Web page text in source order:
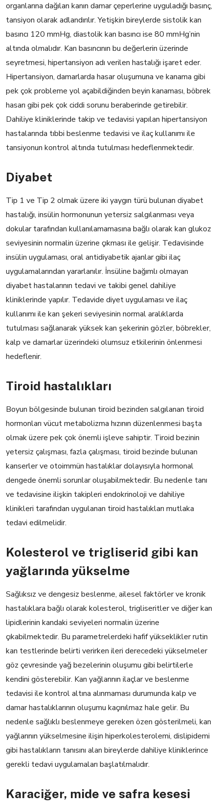
organlarına dağılan kanın damar çeperlerine uyguladığı basınç,
tansiyon olarak adlandırılır. Yetişkin bireylerde sistolik kan
basıncı 120 mmHg, diastolik kan basıncı ise 80 mmHg’nin
altında olmalıdır. Kan basıncının bu değerlerin üzerinde
seyretmesi, hipertansiyon adı verilen hastalığı işaret eder.
Hipertansiyon, damarlarda hasar oluşumuna ve kanama gibi
pek çok probleme yol açabildiğinden beyin kanaması, böbrek
hasarı gibi pek çok ciddi sorunu beraberinde getirebilir.
Dahiliye kliniklerinde takip ve tedavisi yapılan hipertansiyon
hastalarında tıbbi beslenme tedavisi ve ilaç kullanımı ile
tansiyonun kontrol altında tutulması hedeflenmektedir.
Diyabet
Tip 1 ve Tip 2 olmak üzere iki yaygın türü bulunan diyabet
hastalığı, insülin hormonunun yetersiz salgılanması veya
dokular tarafından kullanılamamasına bağlı olarak kan glukoz
seviyesinin normalin üzerine çıkması ile gelişir. Tedavisinde
insülin uygulaması, oral antidiyabetik ajanlar gibi ilaç
uygulamalarından yararlanılır. İnsüline bağımlı olmayan
diyabet hastalarının tedavi ve takibi genel dahiliye
kliniklerinde yapılır. Tedavide diyet uygulaması ve ilaç
kullanımı ile kan şekeri seviyesinin normal aralıklarda
tutulması sağlanarak yüksek kan şekerinin gözler, böbrekler,
kalp ve damarlar üzerindeki olumsuz etkilerinin önlenmesi
hedeflenir.
Tiroid hastalıkları
Boyun bölgesinde bulunan tiroid bezinden salgılanan tiroid
hormonları vücut metabolizma hızının düzenlenmesi başta
olmak üzere pek çok önemli işleve sahiptir. Tiroid bezinin
yetersiz çalışması, fazla çalışması, tiroid bezinde bulunan
kanserler ve otoimmün hastalıklar dolayısıyla hormonal
dengede önemli sorunlar oluşabilmektedir. Bu nedenle tanı
ve tedavisine ilişkin takipleri endokrinoloji ve dahiliye
klinikleri tarafından uygulanan tiroid hastalıkları mutlaka
tedavi edilmelidir.
Kolesterol ve trigliserid gibi kan
yağlarında yükselme
Sağlıksız ve dengesiz beslenme, ailesel faktörler ve kronik
hastalıklara bağlı olarak kolesterol, trigliseritler ve diğer kan
lipidlerinin kandaki seviyeleri normalin üzerine
çıkabilmektedir. Bu parametrelerdeki hafif yükseklikler rutin
kan testlerinde belirti verirken ileri derecedeki yükselmeler
göz çevresinde yağ bezelerinin oluşumu gibi belirtilerle
kendini gösterebilir. Kan yağlarının ilaçlar ve beslenme
tedavisi ile kontrol altına alınmaması durumunda kalp ve
damar hastalıklarının oluşumu kaçınılmaz hale gelir. Bu
nedenle sağlıklı beslenmeye gereken özen gösterilmeli, kan
yağlarının yükselmesine ilişin hiperkolesterolemi, dislipidemi
gibi hastalıkların tanısını alan bireylerde dahiliye kliniklerince
gerekli tedavi uygulamaları başlatılmalıdır.
Karaciğer, mide ve safra kesesi